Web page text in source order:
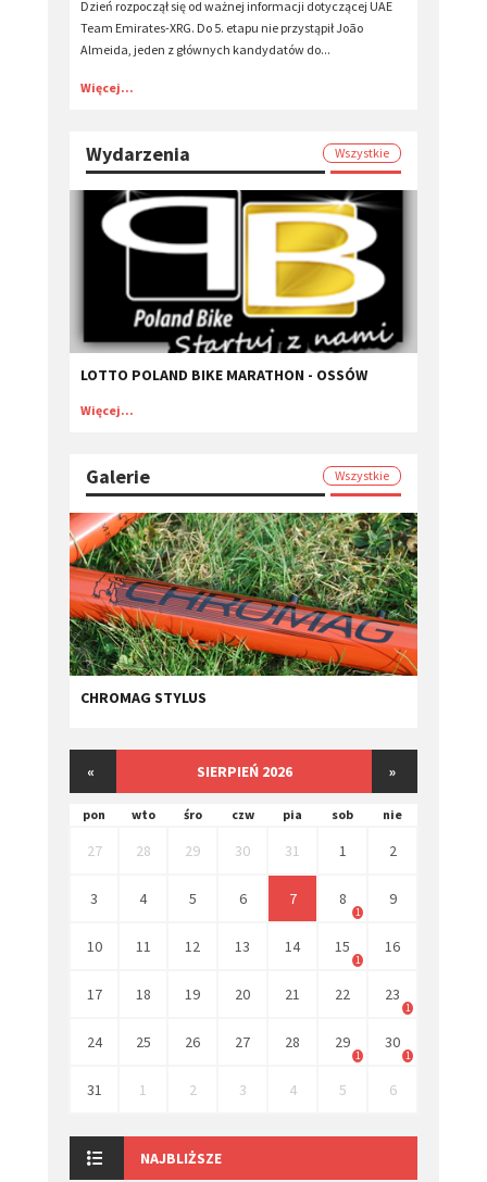
Dzień rozpoczął się od ważnej informacji dotyczącej UAE
Team Emirates-XRG. Do 5. etapu nie przystąpił João
Almeida, jeden z głównych kandydatów do...
Więcej...
Wydarzenia Wszystkie
LOTTO POLAND BIKE MARATHON - OSSÓW
Więcej...
Galerie Wszystkie
CHROMAG STYLUS
« SIERPIEŃ 2026 »
pon wto śro czw pia sob nie
27 28 29 30 31 1 2
3 4 5 6 7 8
1
9
10 11 12 13 14 15
1
16
17 18 19 20 21 22 23
1
24 25 26 27 28 29
1
30
1
31 1 2 3 4 5 6
NAJBLIŻSZE